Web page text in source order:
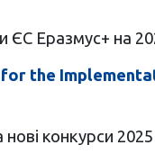
ЄС Еразмус+ на
the
конкурси